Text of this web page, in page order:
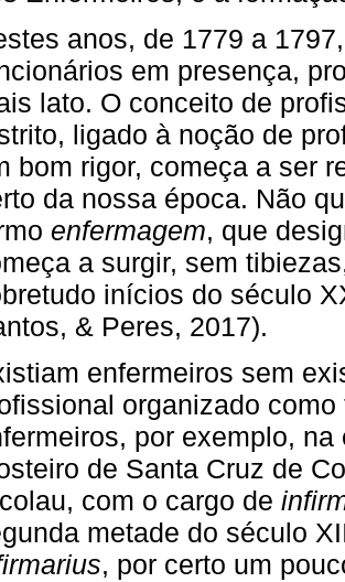
anos, de 1779 a
em presença,
lato. O conceito de
ligado à noção de
bom rigor, começa a ser
da nossa época. Não
enfermagem, que
a surgir, sem
inícios do século
& Peres, 2017).
enfermeiros sem
organizado
por exemplo,
de Santa Cruz de
com o cargo de
metade do século
, por certo um